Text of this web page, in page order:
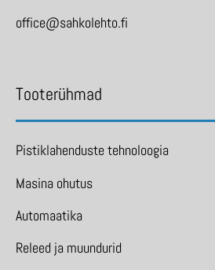
office@sahkolehto.fi
Tooterühmad
Pistiklahenduste tehnoloogia
Masina ohutus
Automaatika
Releed ja muundurid